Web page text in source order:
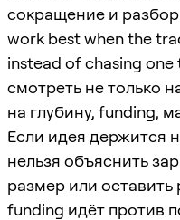
сокращение и
work best when the
instead of chasing one
смотреть не только
на глубину, funding,
Если идея держится
нельзя объяснить
размер или
funding идёт против